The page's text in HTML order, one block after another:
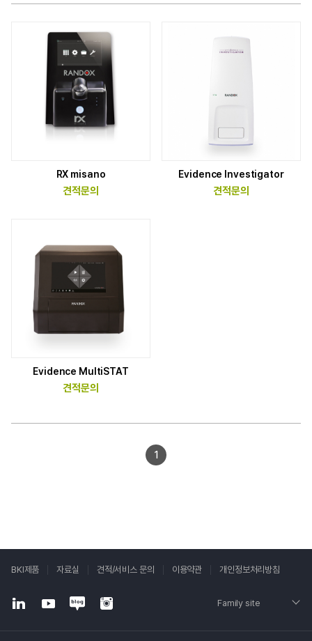
RX misano
견적문의
Evidence Investigator
견적문의
Evidence MultiSTAT
견적문의
1
BKI제품 자료실 견적/서비스 문의 이용약관 개인정보처리방침
Family site